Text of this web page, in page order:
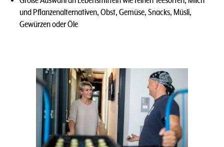
und Pflanzenalternativen, Obst, Gemüse, Snacks, Müsli,
Gewürzen oder Öle